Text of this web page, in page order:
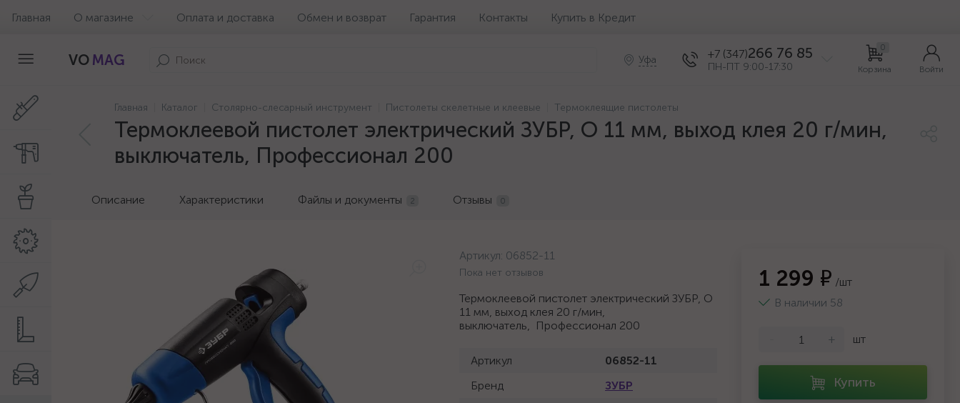
Главная О магазине Оплата и доставка Обмен и возврат Гарантия Контакты Купить в Кредит
VO MAG Уфа +7 (347)266 76 85
ПН-ПТ 9:00-17:30
0
Корзина Войти
Главная Каталог Столярно-слесарный инструмент Пистолеты скелетные и клеевые Термоклеящие пистолеты
Термоклеевой пистолет электрический ЗУБР, O 11 мм, выход клея 20 г/мин,
выключатель, Профессионал 200
Описание Характеристики Файлы и документы 2 Отзывы 0
Артикул: 06852-11
Пока нет отзывов
Термоклеевой пистолет электрический ЗУБР, O
11 мм, выход клея 20 г/мин,
выключатель, Профессионал 200
Артикул
06852-11
Бренд
ЗУБР
1 299 ₽ /шт
В наличии 58
+ шт
Купить